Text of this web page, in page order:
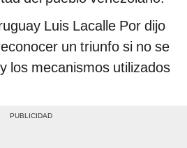
Luis Lacalle Por dijo
un triunfo si no se
los mecanismos utilizados